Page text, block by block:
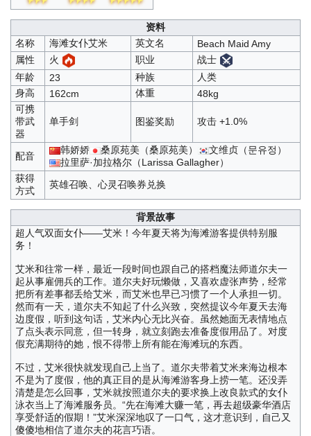
资料
名称
海滩女仆艾米 英文名
Beach Maid Amy
属性
火 职业
战士
年龄
23 种族
人类
身高
162cm 体重
48kg
可携
带武
器
单手剑 图鉴奖励 攻击 +1.0%
配音
韩娇娇 桑原苑美（桑原苑美）
文维贞（문유정）
拉里萨·加拉格尔（Larissa Gallagher）
获得
方式
英雄召唤、心灵召唤券兑换
背景故事
超人气双面女仆——艾米！今年夏天将为海滩游客提供特别服
务！
艾米和往常一样，最近一段时间也跟自己的搭档魔法师道尔夫一
起从事雇佣兵的工作。道尔夫好玩懒做，又喜欢虚张声势，经常
把所有差事都丢给艾米，而艾米也早已习惯了一个人承担一切。
然而有一天，道尔夫不知起了什么兴致，突然提议今年夏天去海
边度假，听到这句话，艾米内心无比兴奋。虽然她面无表情地点
了点头表示同意，但一转身，就立刻跑去准备度假用品了。对度
假充满期待的她，恨不得带上所有能在海滩玩的东西。
不过，艾米很快就发现自己上当了。道尔夫带着艾米来海边根本
不是为了度假，他的真正目的是从海滩游客身上捞一笔。还没弄
清楚是怎么回事，艾米就按照道尔夫的要求换上改良款式的女仆
泳衣当上了海滩服务员。“先在海滩大赚一笔，再去超级豪华酒店
享受舒适的假期！”艾米深深地叹了一口气，这才意识到，自己又
傻傻地相信了道尔夫的花言巧语。